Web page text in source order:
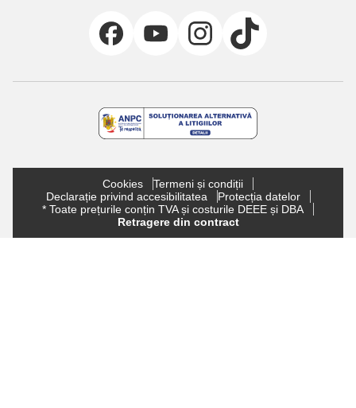
Cookies
Termeni și condiții
Declarație privind accesibilitatea
Protecția datelor
* Toate prețurile conțin TVA și costurile DEEE și DBA
Retragere din contract